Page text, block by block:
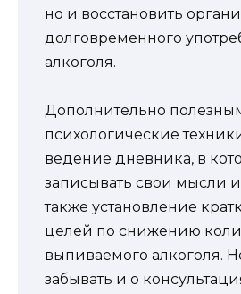
но и восстановить
долговременного
алкоголя.
Дополнительно
психологические
ведение дневника, в
записывать свои мысли и
также установление
целей по снижению
выпиваемого алкоголя.
забывать и о